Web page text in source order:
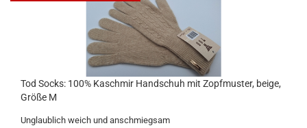
Tod Socks: 100% Kaschmir Handschuh mit Zopfmuster, beige,
Größe M
Unglaublich weich und anschmiegsam